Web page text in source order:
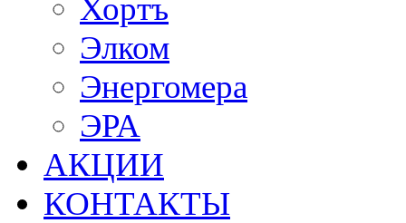
Хортъ
Элком
Энергомера
ЭРА
АКЦИИ
КОНТАКТЫ